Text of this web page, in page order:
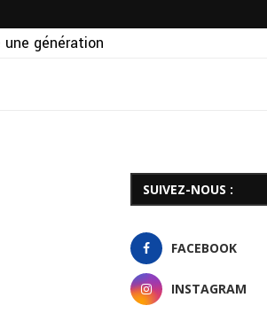
SUIVEZ-NOUS :
FACEBOOK
INSTAGRAM